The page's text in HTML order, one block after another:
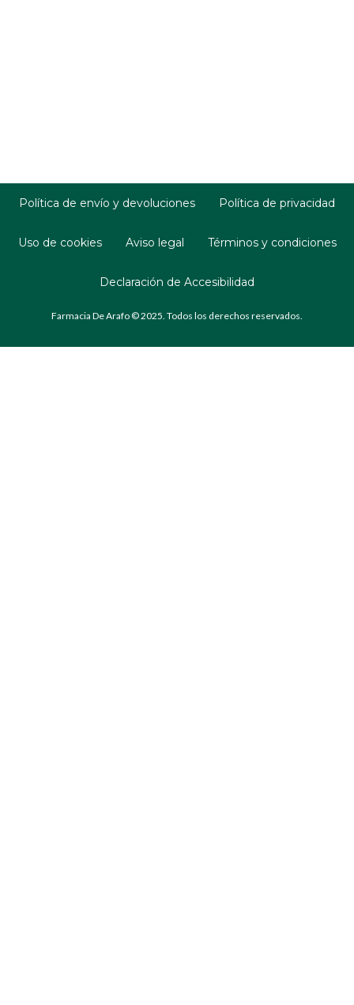
Política de envío y devoluciones Política de privacidad
Uso de cookies Aviso legal Términos y condiciones
Declaración de Accesibilidad
Farmacia De Arafo © 2025. Todos los derechos reservados.